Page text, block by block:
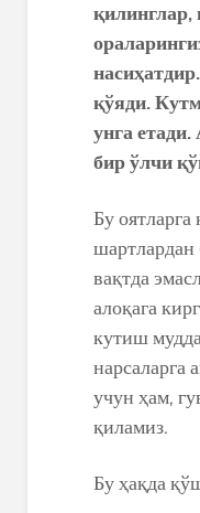
қилинглар,
қўяди.
унга
бир ўлчи
Бу
шартлардан
вақтда
алоқага
кутиш
нарсаларга
учун ҳам,
қиламиз.
Бу ҳақда